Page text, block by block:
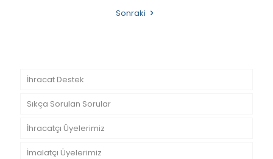
Sonraki
İhracat Destek
Sıkça Sorulan Sorular
İhracatçı Üyelerimiz
İmalatçı Üyelerimiz